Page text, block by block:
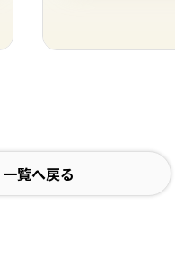
一覧へ戻る